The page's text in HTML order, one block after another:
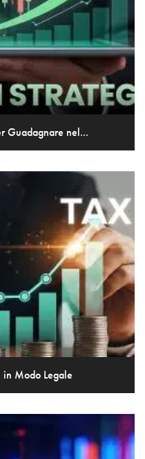
Guadagnare nel...
in Modo Legale